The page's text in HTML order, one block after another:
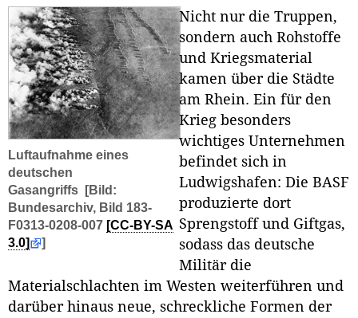
Luftaufnahme eines
deutschen
Gasangriffs
[Bild:
Bundesarchiv, Bild 183-
F0313-0208-007 [CC-BY-SA
3.0]
]
Nicht nur die Truppen,
sondern auch Rohstoffe
und Kriegsmaterial
kamen über die Städte
am Rhein. Ein für den
Krieg besonders
wichtiges Unternehmen
befindet sich in
Ludwigshafen: Die BASF
produzierte dort
Sprengstoff und Giftgas,
sodass das deutsche
Militär die
Materialschlachten im Westen weiterführen und
darüber hinaus neue, schreckliche Formen der